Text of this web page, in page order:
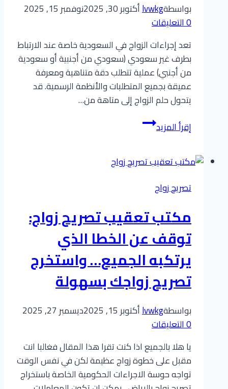
بواسطةlvwkgأكتوبر 30, 2025
نوفمبر 15, 2025
0 التعليقات
تعد إجراءات الزواج في السعودية خاصة عند الارتباط
بطرف غير سعودي (سعودي من أجنبية أو سعودية
من أجنبي) عملية تتطلب دقة متناهية ومعرفة
عميقة بجميع المتطلبات والأنظمة الرسمية. قد
يتحول حلم الزواج إلى متاهة من…
إقرأ المزيدأفضل
معقب
في
خدمات
لتخليص
معاملات
تصريح
الزواج
في
وقت
قياسي
تصريح زواج
مكتب تعقيب تصريح زواج:
توقف عن الخطا الذي
يرتكبه الجميع… واستخرج
تصريح زواجك بسهولة
بواسطةlvwkgأكتوبر 15, 2025
ديسمبر 27, 2025
0 التعليقات
يا هلا بالجميع اذا كنت تقرا هذا المقال فغالبا انت
مقبل على خطوة زواج عظيمة لكن في نفس الوقت
تواجه حوسة الاجراءات الحكومية الخاصة باستخراج